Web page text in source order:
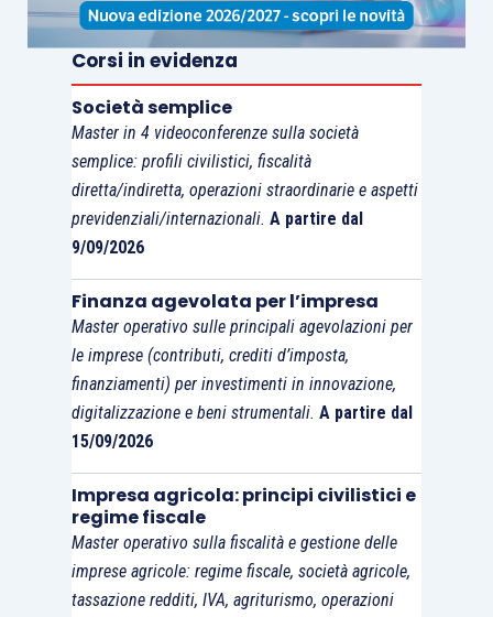
beneficiario
ab origineche, pur avendo
giuridicamente “alienato” il bene, non si spoglia
completamente dell’onere della coltivazione e
conduzione che, in qualche modo, continua a fare
a lui stesso capo. Si può parlare quindi di
un’alienazione che è tale solo in senso formale,
ma non in senso sostanziale .
Corsi in evidenza
Società semplice
Master in 4 videoconferenze sulla società
semplice: profili civilistici, fiscalità
diretta/indiretta, operazioni straordinarie e aspetti
previdenziali/internazionali. A partire dal
9/09/2026
Finanza agevolata per l’impresa
Master operativo sulle principali agevolazioni per
le imprese (contributi, crediti d’imposta,
finanziamenti) per investimenti in innovazione,
digitalizzazione e beni strumentali. A partire dal
15/09/2026
Impresa agricola: principi civilistici e
regime fiscale
Master operativo sulla fiscalità e gestione delle
imprese agricole: regime fiscale, società agricole,
tassazione redditi, IVA, agriturismo, operazioni